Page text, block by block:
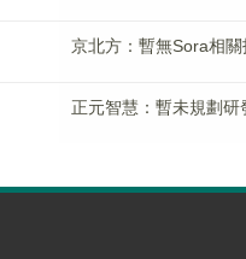
京北方：暫無Sora相關
正元智慧：暫未規劃